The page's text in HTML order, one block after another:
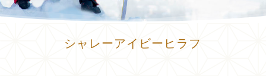
シャレーアイビーヒラフ